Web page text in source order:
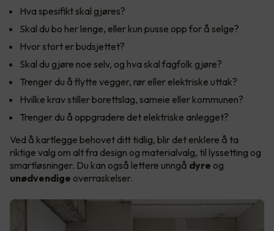
Hva spesifikt skal gjøres?
Skal du bo her lenge, eller kun pusse opp for å selge?
Hvor stort er budsjettet?
Skal du gjøre noe selv, og hva skal fagfolk gjøre?
Trenger du å flytte vegger, rør eller elektriske uttak?
Hvilke krav stiller borettslag, sameie eller kommunen?
Trenger du å oppgradere det elektriske anlegget?
Ved å kartlegge behovet ditt tidlig, blir det enklere å ta
riktige valg om alt fra design og materialvalg, til lyssetting og
smartløsninger. Du kan også lettere unngå dyre og
unødvendige overraskelser.